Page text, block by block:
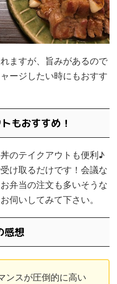
ますが、旨みがあるので
ージしたい時にもおすす
もおすすめ！
のテイクアウトも便利♪
け取るだけです！会議な
弁当の注文も多いそうな
伺いしてみて下さい。
感想
スが圧倒的に高い